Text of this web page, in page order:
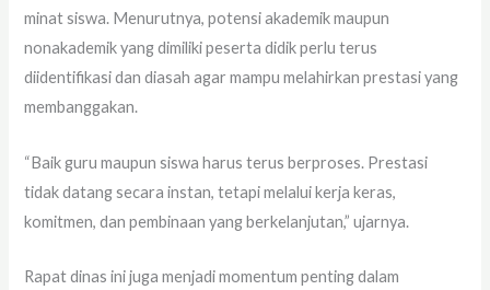
minat siswa. Menurutnya, potensi akademik maupun
nonakademik yang dimiliki peserta didik perlu terus
diidentifikasi dan diasah agar mampu melahirkan prestasi yang
membanggakan.
“Baik guru maupun siswa harus terus berproses. Prestasi
tidak datang secara instan, tetapi melalui kerja keras,
komitmen, dan pembinaan yang berkelanjutan,” ujarnya.
Rapat dinas ini juga menjadi momentum penting dalam